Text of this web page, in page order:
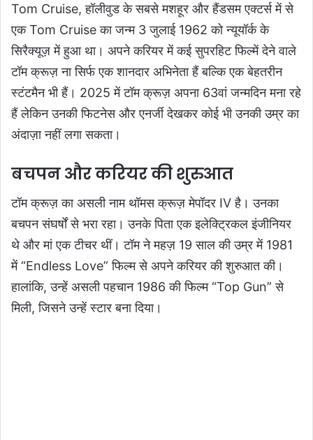
Tom Cruise, हॉलीवुड के सबसे मशहूर और हैंडसम एक्टर्स में से
एक Tom Cruise का जन्म 3 जुलाई 1962 को न्यूयॉर्क के
सिरैक्यूज़ में हुआ था। अपने करियर में कई सुपरहिट फिल्में देने वाले
टॉम क्रूज़ ना सिर्फ एक शानदार अभिनेता हैं बल्कि एक बेहतरीन
स्टंटमैन भी हैं। 2025 में टॉम क्रूज़ अपना 63वां जन्मदिन मना रहे
हैं लेकिन उनकी फिटनेस और एनर्जी देखकर कोई भी उनकी उम्र का
अंदाज़ा नहीं लगा सकता।
बचपन और करियर की शुरुआत
टॉम क्रूज़ का असली नाम थॉमस क्रूज़ मेपॉदर IV है। उनका
बचपन संघर्षों से भरा रहा। उनके पिता एक इलेक्ट्रिकल इंजीनियर
थे और मां एक टीचर थीं। टॉम ने महज़ 19 साल की उम्र में 1981
में “Endless Love” फिल्म से अपने करियर की शुरुआत की।
हालांकि, उन्हें असली पहचान 1986 की फिल्म “Top Gun” से
मिली, जिसने उन्हें स्टार बना दिया।